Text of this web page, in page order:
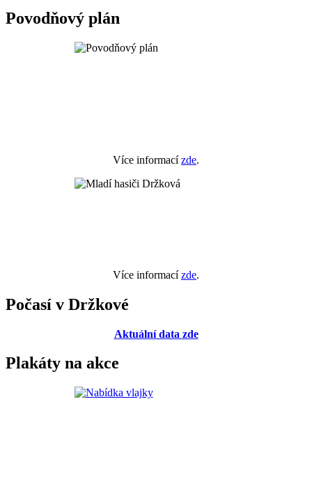
Povodňový plán
Více informacízde.
Více informacízde.
Počasí v Držkové
Aktuální data zde
Plakáty na akce